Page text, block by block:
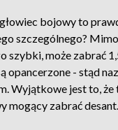
bojowy to
szczególnego?
szybki, może zabrać
opancerzone - stąd
Wyjątkowe jest to,
mogący zabrać desant.